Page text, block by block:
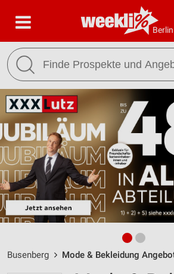
Berlin
Busenberg Mode & Bekleidung Angebote,